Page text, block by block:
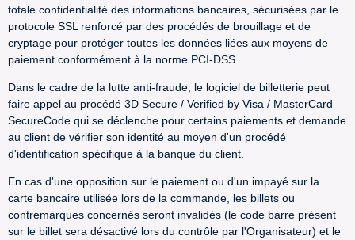
totale confidentialité des informations bancaires, sécurisées par le
protocole SSL renforcé par des procédés de brouillage et de
cryptage pour protéger toutes les données liées aux moyens de
paiement conformément à la norme PCI-DSS.
Dans le cadre de la lutte anti-fraude, le logiciel de billetterie peut
faire appel au procédé 3D Secure / Verified by Visa / MasterCard
SecureCode qui se déclenche pour certains paiements et demande
au client de vérifier son identité au moyen d'un procédé
d'identification spécifique à la banque du client.
En cas d'une opposition sur le paiement ou d'un impayé sur la
carte bancaire utilisée lors de la commande, les billets ou
contremarques concernés seront invalidés (le code barre présent
sur le billet sera désactivé lors du contrôle par l'Organisateur) et le